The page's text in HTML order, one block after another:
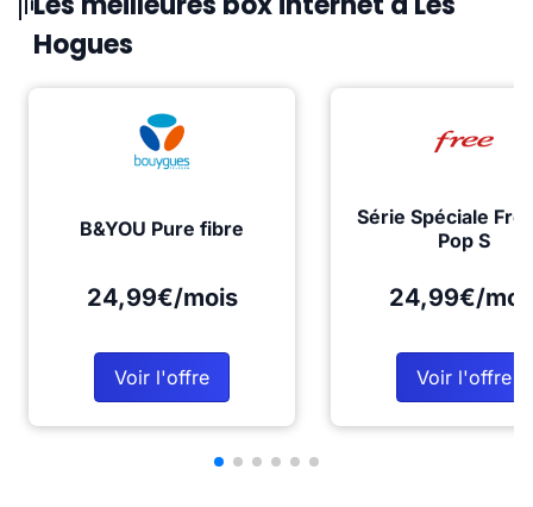
Hogues
B&YOU Pure fibre
24,99€/mois
Voir l'offre
Série Spéciale
Pop S
24,99€/
Voir l'offre